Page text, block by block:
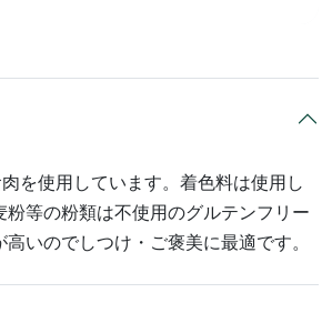
を使用しています。着色料は使用し
粉等の粉類は不使用のグルテンフリー
いのでしつけ・ご褒美に最適です。